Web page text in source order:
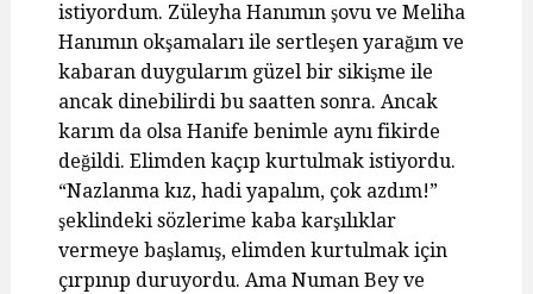
istiyordum. Züleyha Hanımın şovu ve Meliha
Hanımın okşamaları ile sertleşen yarağım ve
kabaran duygularım güzel bir sikişme ile
ancak dinebilirdi bu saatten sonra. Ancak
karım da olsa Hanife benimle aynı fikirde
değildi. Elimden kaçıp kurtulmak istiyordu.
“Nazlanma kız, hadi yapalım, çok azdım!”
şeklindeki sözlerime kaba karşılıklar
vermeye başlamış, elimden kurtulmak için
çırpınıp duruyordu. Ama Numan Bey ve